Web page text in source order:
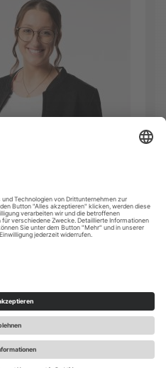
INSTAGRAM
COOKIE-EINSTELLUNGEN